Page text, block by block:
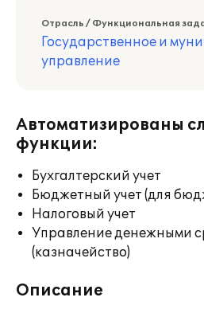
Отрасль / Функциональная
Государственное и
управление
Автоматизированы
функции:
Бухгалтерский учет
Бюджетный учет (для
Налоговый учет
Управление денежными
(казначейство)
Описание